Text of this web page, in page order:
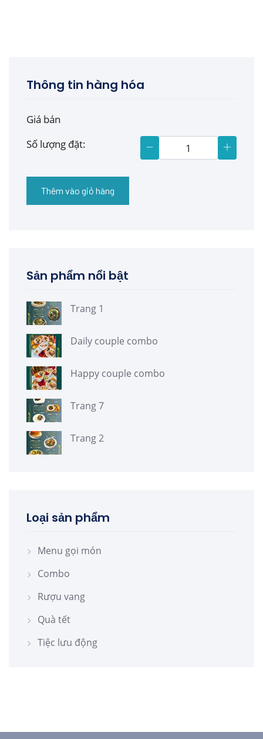
Thông tin hàng hóa
Giá bán
Số lượng đặt:
Thêm vào giỏ hàng
Sản phẩm nổi bật
Trang 1
Daily couple combo
Happy couple combo
Trang 7
Trang 2
Loại sản phẩm
Menu gọi món
Combo
Rượu vang
Quà tết
Tiệc lưu động